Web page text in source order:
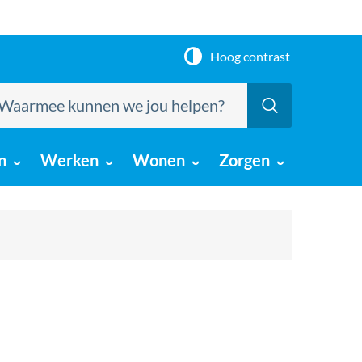
Hoog contrast
Werken Wonen Zorgen